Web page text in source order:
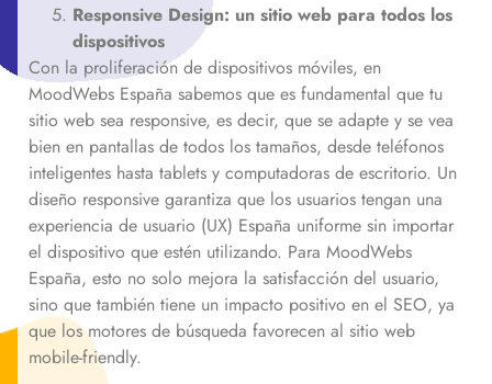
Responsive Design: un sitio web para todos los
dispositivos
Con la proliferación de dispositivos móviles, en
MoodWebs España sabemos que es fundamental que tu
sitio web sea responsive, es decir, que se adapte y se vea
bien en pantallas de todos los tamaños, desde teléfonos
inteligentes hasta tablets y computadoras de escritorio. Un
diseño responsive garantiza que los usuarios tengan una
experiencia de usuario (UX) España uniforme sin importar
el dispositivo que estén utilizando. Para MoodWebs
España, esto no solo mejora la satisfacción del usuario,
sino que también tiene un impacto positivo en el SEO, ya
que los motores de búsqueda favorecen al sitio web
mobile-friendly.